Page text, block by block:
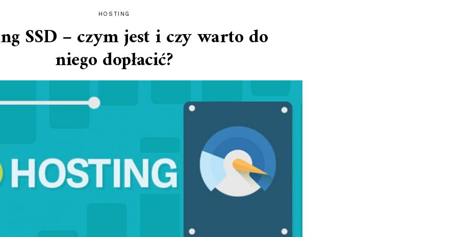
HOSTING
SSD – czym jest i czy warto do
niego dopłacić?